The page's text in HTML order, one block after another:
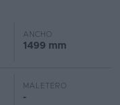
ANCHO
1499 mm
MALETERO
-